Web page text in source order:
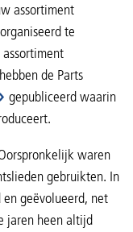
assortiment
te
de Parts
gepubliceerd waarin
waren
gebruikten. In
geëvolueerd, net
jaren heen altijd